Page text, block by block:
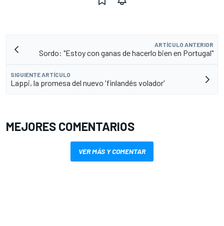
ARTÍCULO ANTERIOR
Sordo: "Estoy con ganas de hacerlo bien en Portugal"
SIGUIENTE ARTÍCULO
Lappi, la promesa del nuevo 'finlandés volador'
MEJORES COMENTARIOS
VER MÁS Y COMENTAR